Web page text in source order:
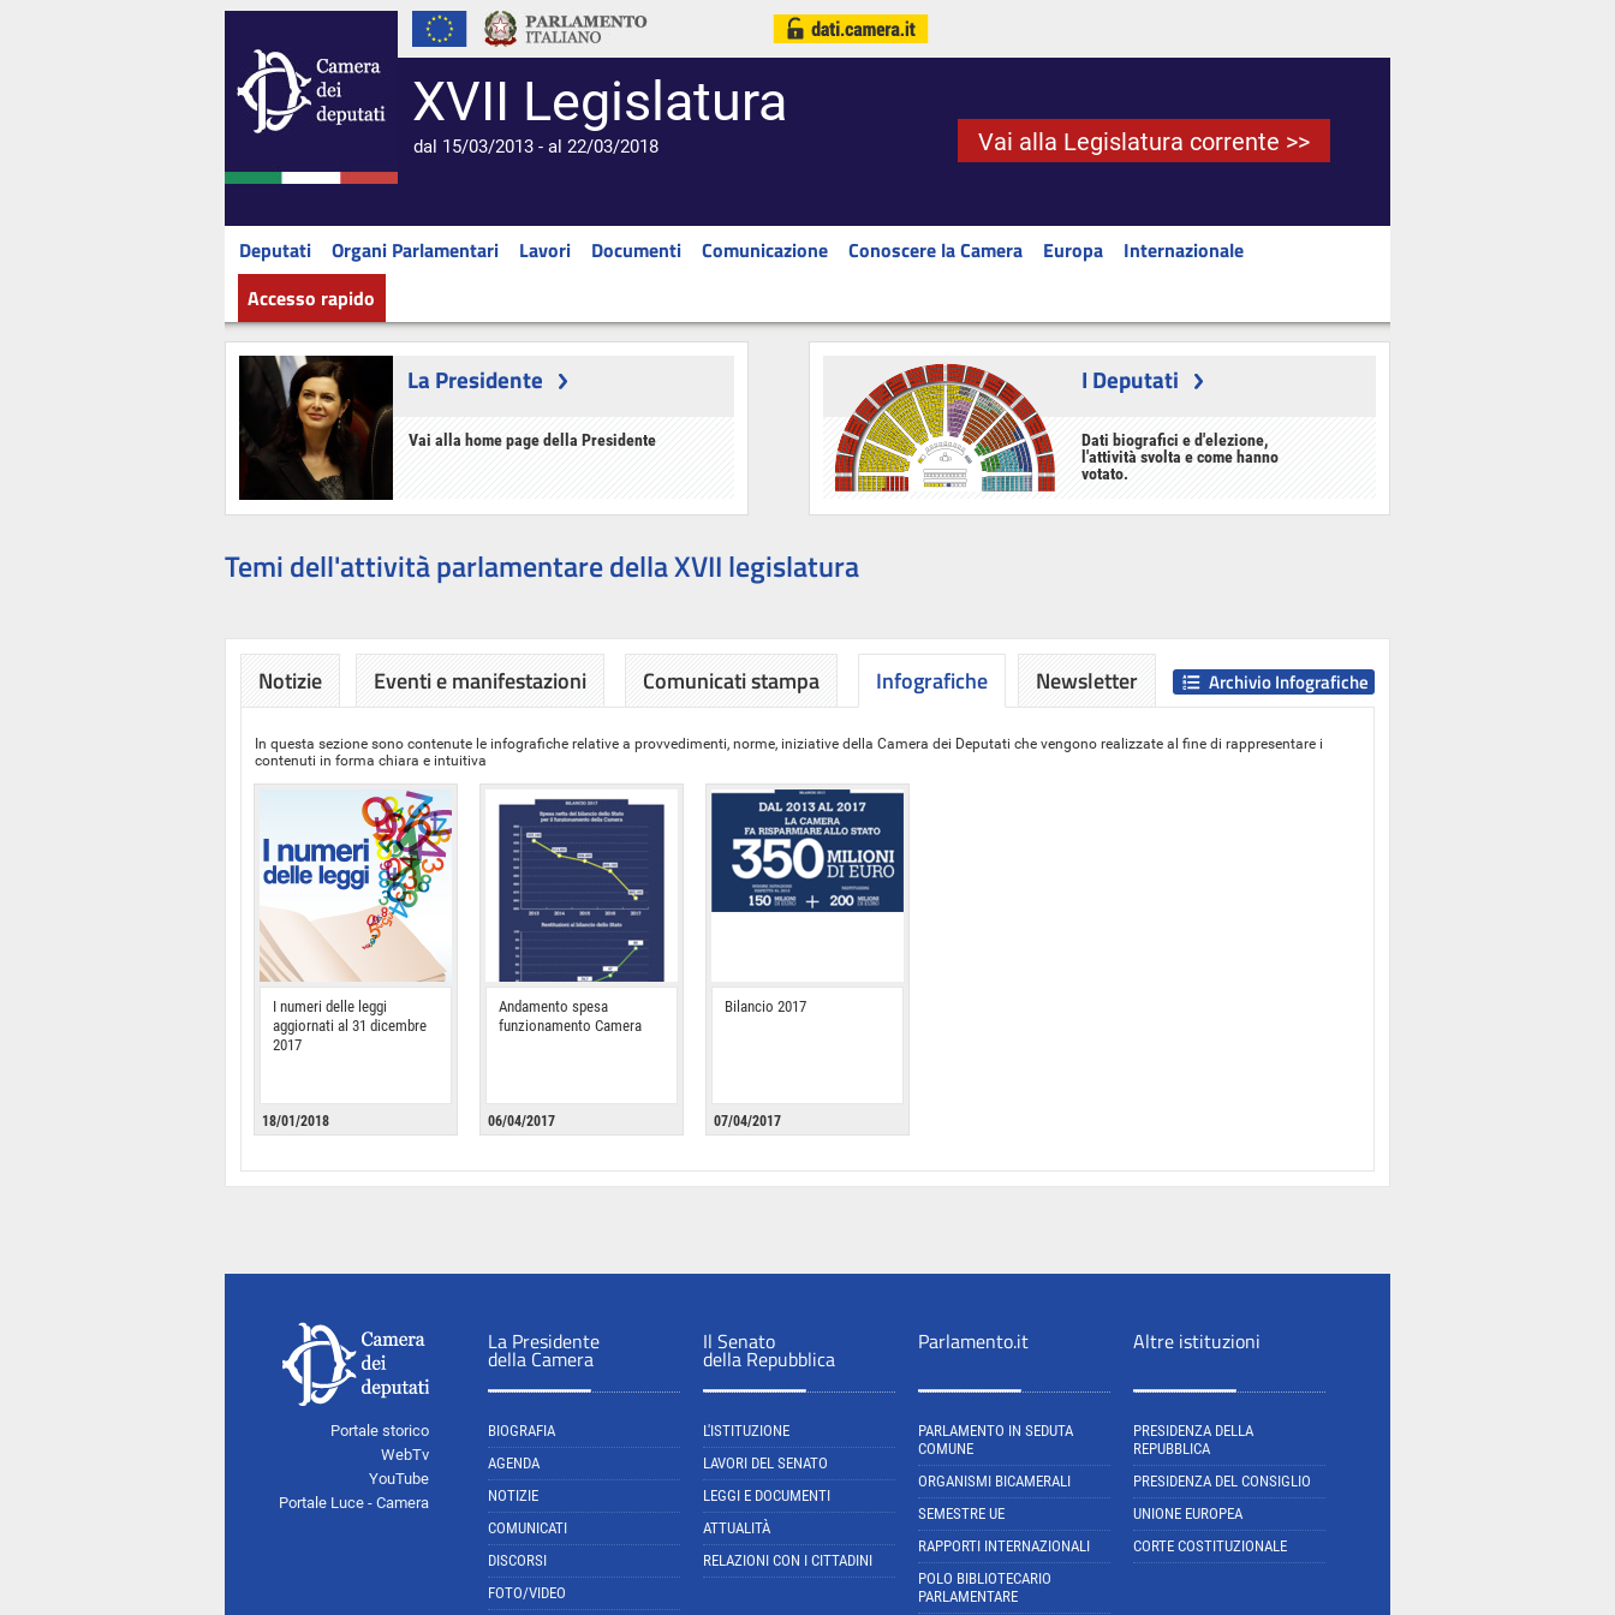
XVII Legislatura
dal 15/03/2013 - al 22/03/2018 Vai alla Legislatura corrente >>
Deputati Organi Parlamentari Lavori Documenti Comunicazione Conoscere la Camera Europa
Internazionale
Accesso rapido
La Presidente
Vai alla home page della Presidente
I Deputati
Dati biografici e d'elezione,
l'attività svolta e come hanno
votato.
Temi dell'attività parlamentare della XVII legislatura
Notizie Eventi e manifestazioni Comunicati stampa Infografiche
In questa sezione sono contenute le infografiche relative a provvedimenti, norme, iniziative della Camera dei Deputati che vengono realizzate al fine di rappresentare i
contenuti in forma chiara e intuitiva
I numeri delle leggi
aggiornati al 31 dicembre
2017
18/01/2018
Andamento spesa
funzionamento Camera
06/04/2017
Bilancio 2017
07/04/2017
Archivio Infografiche
Newsletter
Portale storico
WebTv
YouTube
Portale Luce - Camera
La Presidente
della Camera
BIOGRAFIA
AGENDA
NOTIZIE
COMUNICATI
DISCORSI
FOTO/VIDEO
Il Senato
della Repubblica
L'ISTITUZIONE
LAVORI DEL SENATO
LEGGI E DOCUMENTI
ATTUALITÀ
RELAZIONI CON I CITTADINI
Parlamento.it
PARLAMENTO IN SEDUTA
COMUNE
ORGANISMI BICAMERALI
SEMESTRE UE
RAPPORTI INTERNAZIONALI
POLO BIBLIOTECARIO
PARLAMENTARE
Altre istituzioni
PRESIDENZA DELLA
REPUBBLICA
PRESIDENZA DEL CONSIGLIO
UNIONE EUROPEA
CORTE COSTITUZIONALE